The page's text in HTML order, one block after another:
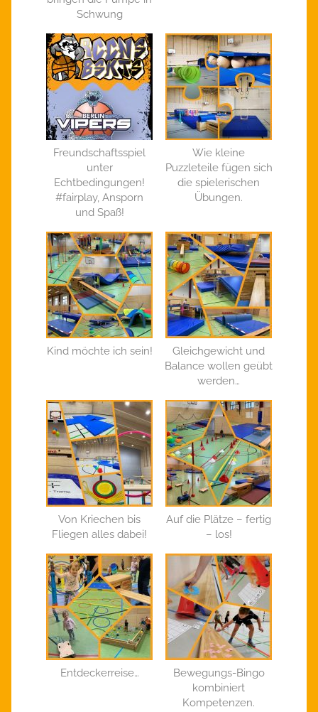
Schwung
Freundschaftsspiel
unter
Echtbedingungen!
#fairplay, Ansporn
und Spaß!
Wie kleine
Puzzleteile fügen sich
die spielerischen
Übungen.
Kind möchte ich sein!
Gleichgewicht und
Balance wollen geübt
werden…
Von Kriechen bis
Fliegen alles dabei!
Auf die Plätze – fertig
– los!
Entdeckerreise…
Bewegungs-Bingo
kombiniert
Kompetenzen.